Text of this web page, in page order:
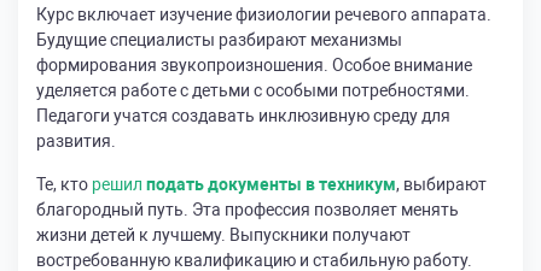
Курс включает изучение физиологии речевого аппарата.
Будущие специалисты разбирают механизмы
формирования звукопроизношения. Особое внимание
уделяется работе с детьми с особыми потребностями.
Педагоги учатся создавать инклюзивную среду для
развития.
Те, кто решил подать документы в техникум, выбирают
благородный путь. Эта профессия позволяет менять
жизни детей к лучшему. Выпускники получают
востребованную квалификацию и стабильную работу.